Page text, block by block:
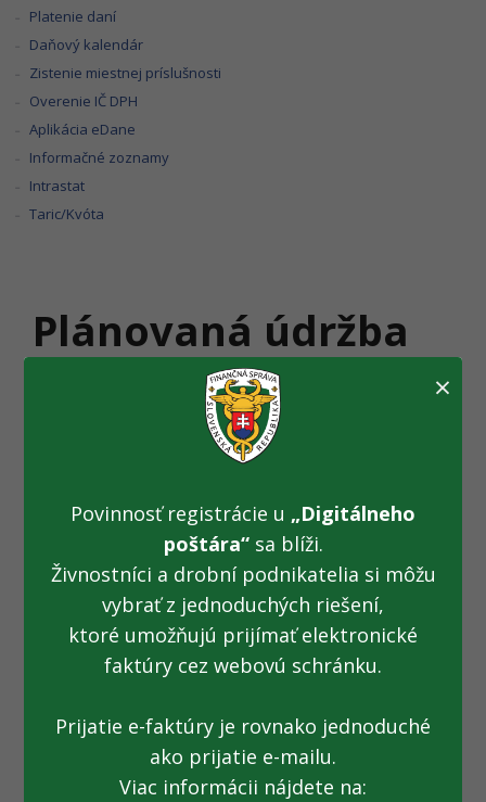
Platenie daní
Daňový kalendár
Zistenie miestnej príslušnosti
Overenie IČ DPH
Aplikácia eDane
Informačné zoznamy
Intrastat
Taric/Kvóta
Plánovaná údržba
Portálu CEP
(1.11.2025)
16:00 hod.uskutoční plánovaná údržba infraštruktúry
Portálu FS. V uvedenommôžu nastávať
výpadky služieb
Portálu CEP. Ospravedlňujeme sa za
prípadné komplikácie.
×
Povinnosť registrácie u „Digitálneho
poštára“sa blíži.
Živnostníci a drobní podnikatelia si môžu
vybrať z jednoduchých riešení,
ktoré umožňujú prijímať elektronické
faktúry cez webovú schránku.
Prijatie e-faktúry je rovnako jednoduché
ako prijatie e-mailu.
Viac informácii nájdete na: